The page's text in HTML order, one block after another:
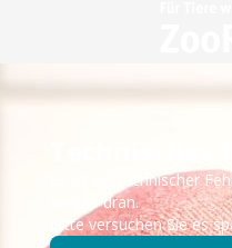
Technisches
Es ist ein technischer
bereits dran.
Bitte versuchen Sie es